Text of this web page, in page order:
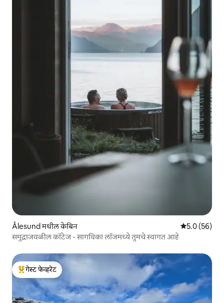
Ålesund मधील केबिन 5 पैकी 5.0
5.0 (56)
समुद्राजवळील कॉटेज - सागविका लॉजमध्ये तुमचे स्वागत आहे
टॉप गेस्ट फेव्हरेट
गेस्ट फेव्हरेट